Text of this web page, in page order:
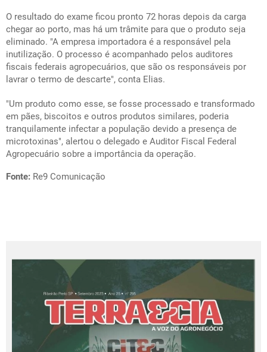
O resultado do exame ficou pronto 72 horas depois da carga
chegar ao porto, mas há um trâmite para que o produto seja
eliminado. "A empresa importadora é a responsável pela
inutilização. O processo é acompanhado pelos auditores
fiscais federais agropecuários, que são os responsáveis por
lavrar o termo de descarte", conta Elias.
"Um produto como esse, se fosse processado e transformado
em pães, biscoitos e outros produtos similares, poderia
tranquilamente infectar a população devido a presença de
microtoxinas", alertou o delegado e Auditor Fiscal Federal
Agropecuário sobre a importância da operação.
Fonte: Re9 Comunicação